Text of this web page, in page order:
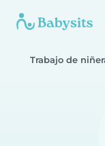
Trabajo de